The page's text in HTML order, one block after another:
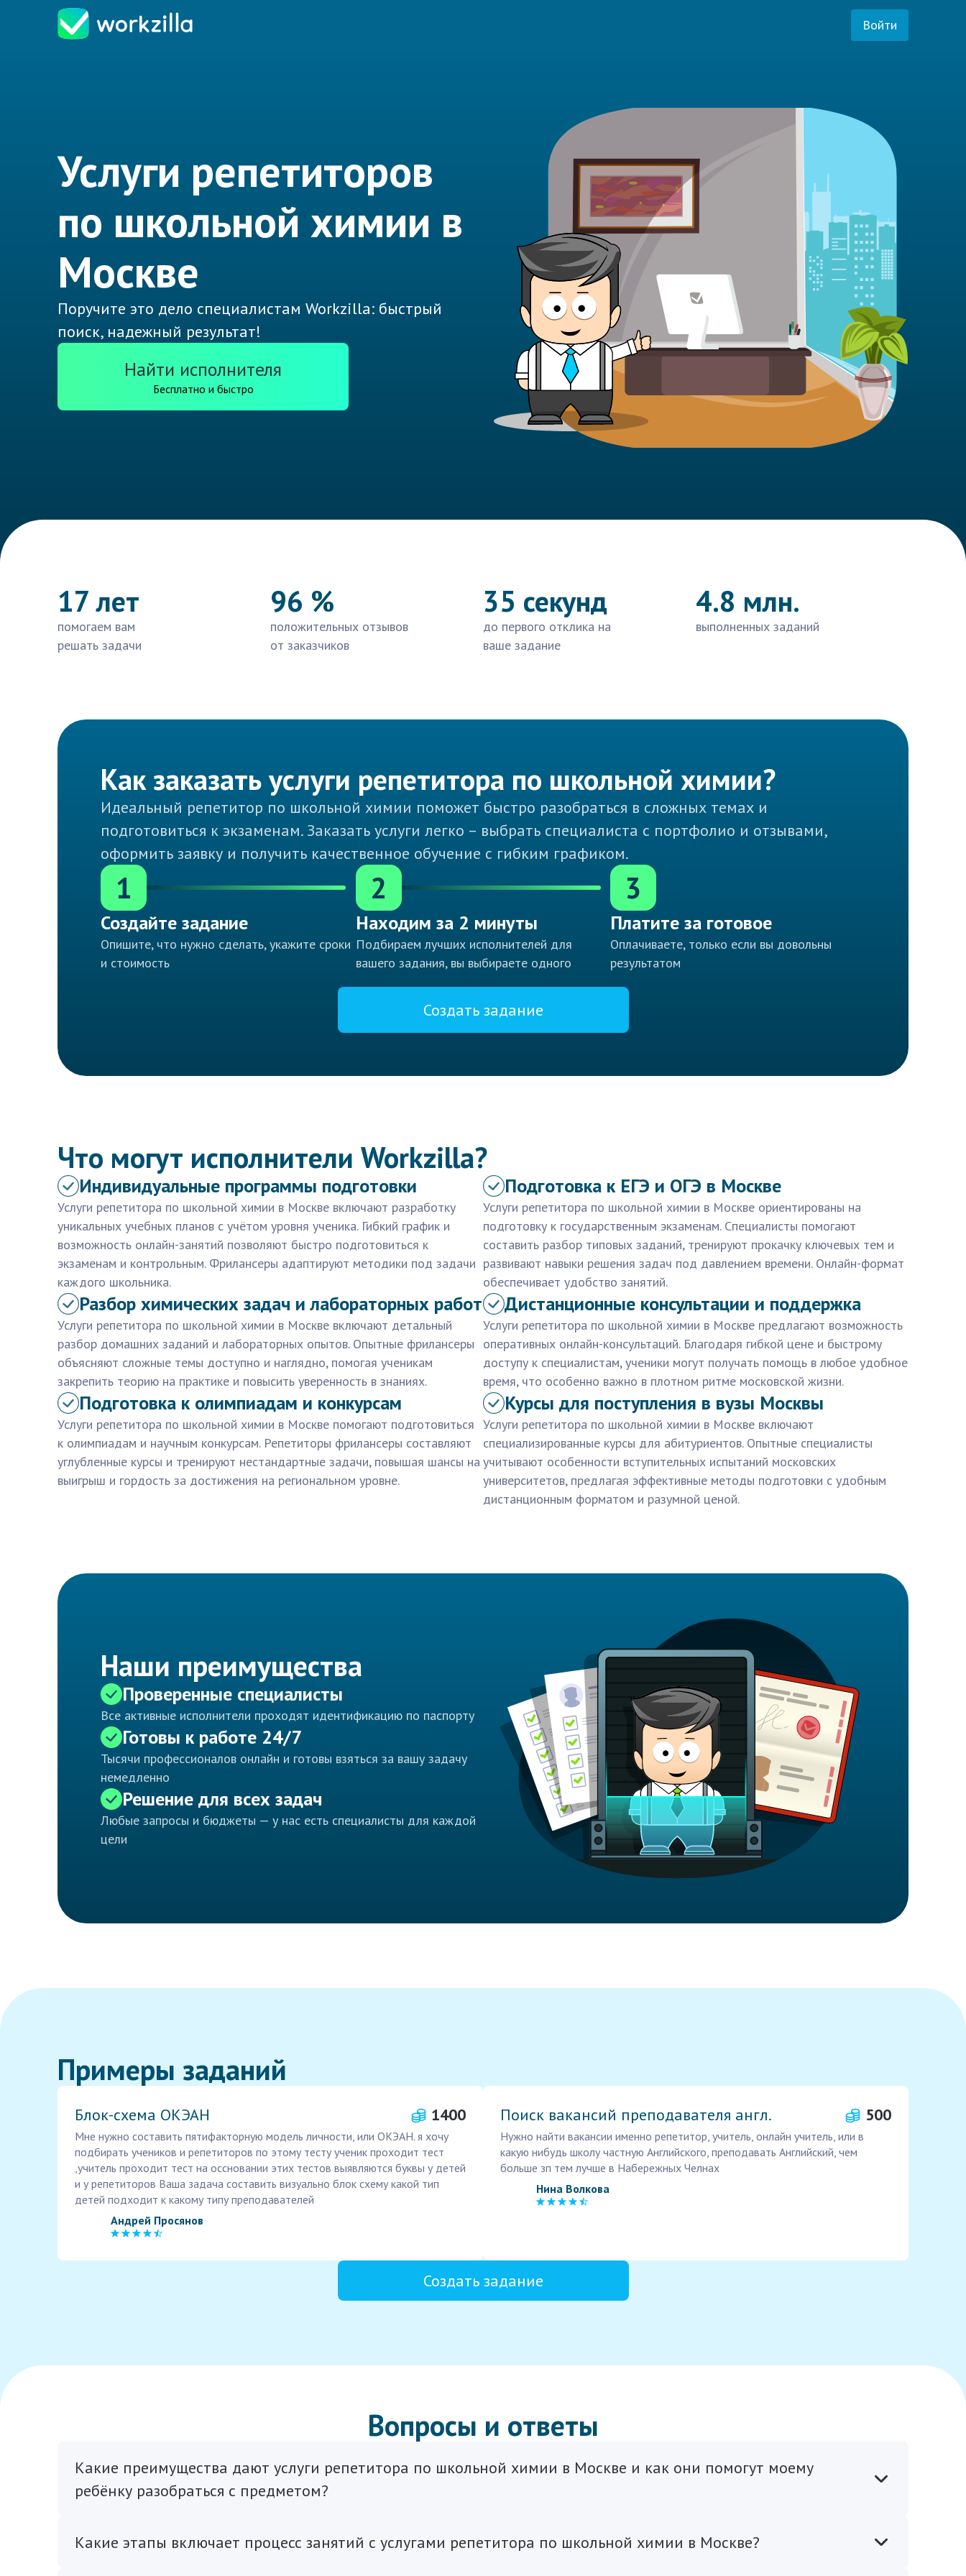
Войти
Услуги репетиторов
по школьной химии в
Москве
Поручите это дело специалистам Workzilla: быстрый
поиск, надежный результат!
Найти исполнителя
Бесплатно и быстро
17 лет
помогаем вам
решать задачи
96 %
положительных отзывов
от заказчиков
35 секунд
до первого отклика на
ваше задание
4.8 млн.
выполненных заданий
Как заказать услуги репетитора по школьной химии?
Идеальный репетитор по школьной химии поможет быстро разобраться в сложных темах и
подготовиться к экзаменам. Заказать услуги легко – выбрать специалиста с портфолио и отзывами,
оформить заявку и получить качественное обучение с гибким графиком.
1
Создайте задание
Опишите, что нужно сделать, укажите сроки
и стоимость
2
Находим за 2 минуты
Подбираем лучших исполнителей для
вашего задания, вы выбираете одного
3
Платите за готовое
Оплачиваете, только если вы довольны
результатом
Создать задание
Что могут исполнители Workzilla?
Индивидуальные программы подготовки
Услуги репетитора по школьной химии в Москве включают разработку
уникальных учебных планов с учётом уровня ученика. Гибкий график и
возможность онлайн-занятий позволяют быстро подготовиться к
экзаменам и контрольным. Фрилансеры адаптируют методики под задачи
каждого школьника.
Подготовка к ЕГЭ и ОГЭ в Москве
Услуги репетитора по школьной химии в Москве ориентированы на
подготовку к государственным экзаменам. Специалисты помогают
составить разбор типовых заданий, тренируют прокачку ключевых тем и
развивают навыки решения задач под давлением времени. Онлайн-формат
обеспечивает удобство занятий.
Разбор химических задач и лабораторных работ
Услуги репетитора по школьной химии в Москве включают детальный
разбор домашних заданий и лабораторных опытов. Опытные фрилансеры
объясняют сложные темы доступно и наглядно, помогая ученикам
закрепить теорию на практике и повысить уверенность в знаниях.
Дистанционные консультации и поддержка
Услуги репетитора по школьной химии в Москве предлагают возможность
оперативных онлайн-консультаций. Благодаря гибкой цене и быстрому
доступу к специалистам, ученики могут получать помощь в любое удобное
время, что особенно важно в плотном ритме московской жизни.
Подготовка к олимпиадам и конкурсам
Услуги репетитора по школьной химии в Москве помогают подготовиться
к олимпиадам и научным конкурсам. Репетиторы фрилансеры составляют
углубленные курсы и тренируют нестандартные задачи, повышая шансы на
выигрыш и гордость за достижения на региональном уровне.
Курсы для поступления в вузы Москвы
Услуги репетитора по школьной химии в Москве включают
специализированные курсы для абитуриентов. Опытные специалисты
учитывают особенности вступительных испытаний московских
университетов, предлагая эффективные методы подготовки с удобным
дистанционным форматом и разумной ценой.
Наши преимущества
Проверенные специалисты
Все активные исполнители проходят идентификацию по паспорту
Готовы к работе 24/7
Тысячи профессионалов онлайн и готовы взяться за вашу задачу
немедленно
Решение для всех задач
Любые запросы и бюджеты — у нас есть специалисты для каждой
цели
Примеры заданий
Блок-схема ОКЭАН 1400
Мне нужно составить пятифакторную модель личности, или ОКЭАН. я хочу
подбирать учеников и репетиторов по этому тесту ученик проходит тест
,учитель проходит тест на оссновании этих тестов выявляются буквы у детей
и у репетиторов Ваша задача составить визуально блок схему какой тип
детей подходит к какому типу преподавателей
Андрей Просянов
Поиск вакансий преподавателя англ. 500
Нужно найти вакансии именно репетитор, учитель, онлайн учитель, или в
какую нибудь школу частную Английского, преподавать Английский, чем
больше зп тем лучше в Набережных Челнах
Нина Волкова
Создать задание
Вопросы и ответы
Какие преимущества дают услуги репетитора по школьной химии в Москве и как они помогут моему
ребёнку разобраться с предметом?
Какие этапы включает процесс занятий с услугами репетитора по школьной химии в Москве?